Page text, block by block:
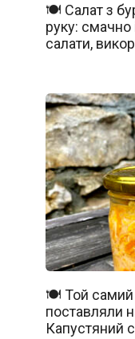
🍽️ Салат з
руку: смачно
салати,
🍽️ Той самий
поставляли
Капустяний